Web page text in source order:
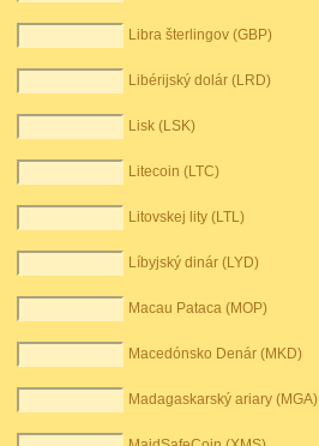
Libra šterlingov (GBP)
Libérijský dolár (LRD)
Lisk (LSK)
Litecoin (LTC)
Litovskej lity (LTL)
Líbyjský dinár (LYD)
Macau Pataca (MOP)
Macedónsko Denár (MKD)
Madagaskarský ariary (MGA)